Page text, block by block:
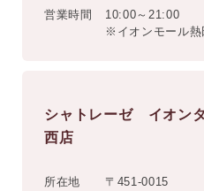
オンモール熱田3階
営業時間
10:00～21:00
※イオンモール熱
シャトレーゼ イオン
西店
所在地
〒451-0015